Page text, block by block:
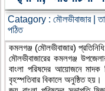
Catagory : মৌলভীবাজার|
পঠিত
কমলগঞ্জ (মৌলভীবাজার)
মৌলভীবাজারের কমলগঞ্জ
বাংলা পরিষদের আয়োজনে
বৃহস্পতিবার বিকালে অনুষ্ঠিত হয়।